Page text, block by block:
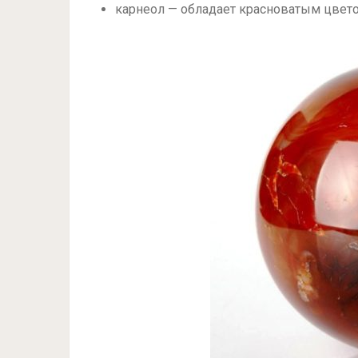
карнеол — обладает красноватым